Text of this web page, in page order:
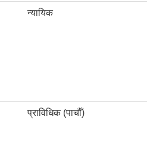
न्यायिक
प्राविधिक (पाचौँ)